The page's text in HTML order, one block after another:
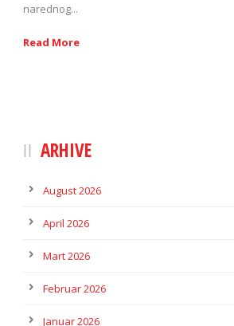
narednog...
Read More
ARHIVE
August 2026
April 2026
Mart 2026
Februar 2026
Januar 2026